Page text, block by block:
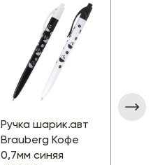
Ручка шарик.авт
Brauberg Кофе
0,7мм синяя